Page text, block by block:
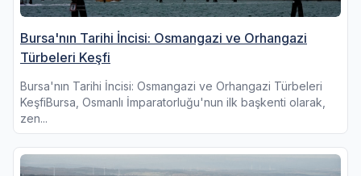
Bursa'nın Tarihi İncisi: Osmangazi ve Orhangazi
Türbeleri Keşfi
Bursa'nın Tarihi İncisi: Osmangazi ve Orhangazi Türbeleri
KeşfiBursa, Osmanlı İmparatorluğu'nun ilk başkenti olarak,
zen...